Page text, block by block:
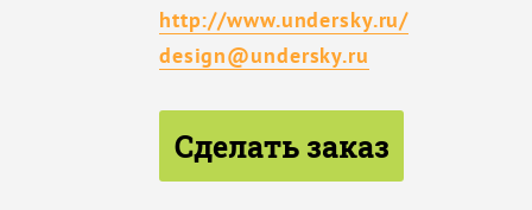
http://www.undersky.ru/
design@undersky.ru
Сделать заказ